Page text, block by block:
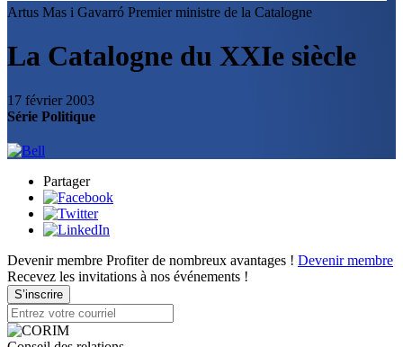
Artus Mas i Gavarró Premier ministre de la Catalogne
La Catalogne du XXIe siècle
17 février 2003
Série Politique
Partager
Devenir membre Profiter de nombreux avantages ! Devenir membre
Recevez les invitations à nos événements !
S’inscrire